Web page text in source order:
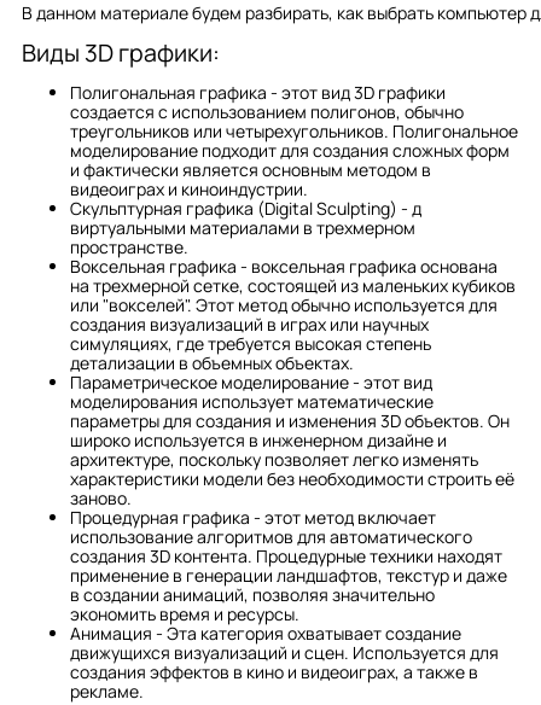
В данном материале будем разбирать, как выбрать компьютер
Виды 3D графики:
Полигональная графика - этот вид 3D графики
создается с использованием полигонов, обычно
треугольников или четырехугольников. Полигональное
моделирование подходит для создания сложных форм
и фактически является основным методом в
видеоиграх и киноиндустрии.
Скульптурная графика (Digital Sculpting) - д
виртуальными материалами в трехмерном
пространстве.
Воксельная графика - воксельная графика основана
на трехмерной сетке, состоящей из маленьких кубиков
или "вокселей". Этот метод обычно используется для
создания визуализаций в играх или научных
симуляциях, где требуется высокая степень
детализации в объемных объектах.
Параметрическое моделирование - этот вид
моделирования использует математические
параметры для создания и изменения 3D объектов. Он
широко используется в инженерном дизайне и
архитектуре, поскольку позволяет легко изменять
характеристики модели без необходимости строить её
заново.
Процедурная графика - этот метод включает
использование алгоритмов для автоматического
создания 3D контента. Процедурные техники находят
применение в генерации ландшафтов, текстур и даже
в создании анимаций, позволяя значительно
экономить время и ресурсы.
Анимация - Эта категория охватывает создание
движущихся визуализаций и сцен. Используется для
создания эффектов в кино и видеоиграх, а также в
рекламе.